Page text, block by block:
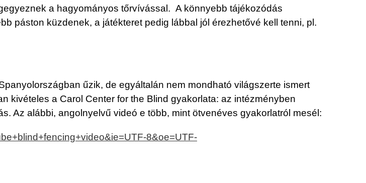
a hagyományos tőrvívással. A könnyebb tájékozódás
páston küzdenek, a játékteret pedig lábbal jól érezhetővé kell tenni, pl.
űzik, de egyáltalán nem mondható világszerte ismert
kivételes a Carol Center for the Blind gyakorlata: az intézményben
Az alábbi, angolnyelvű videó e több, mint ötvenéves gyakorlatról mesél:
8&oe=UTF-